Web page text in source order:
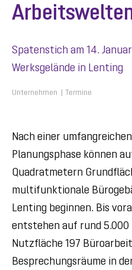
Spatenstich am 14.
Werksgelände in Lenting
Unternehmen Termine
Nach einer
Planungsphase können
Quadratmetern
multifunktionale
Lenting beginnen. Bis
entstehen auf rund 5.000
Nutzfläche 197
Besprechungsräume in